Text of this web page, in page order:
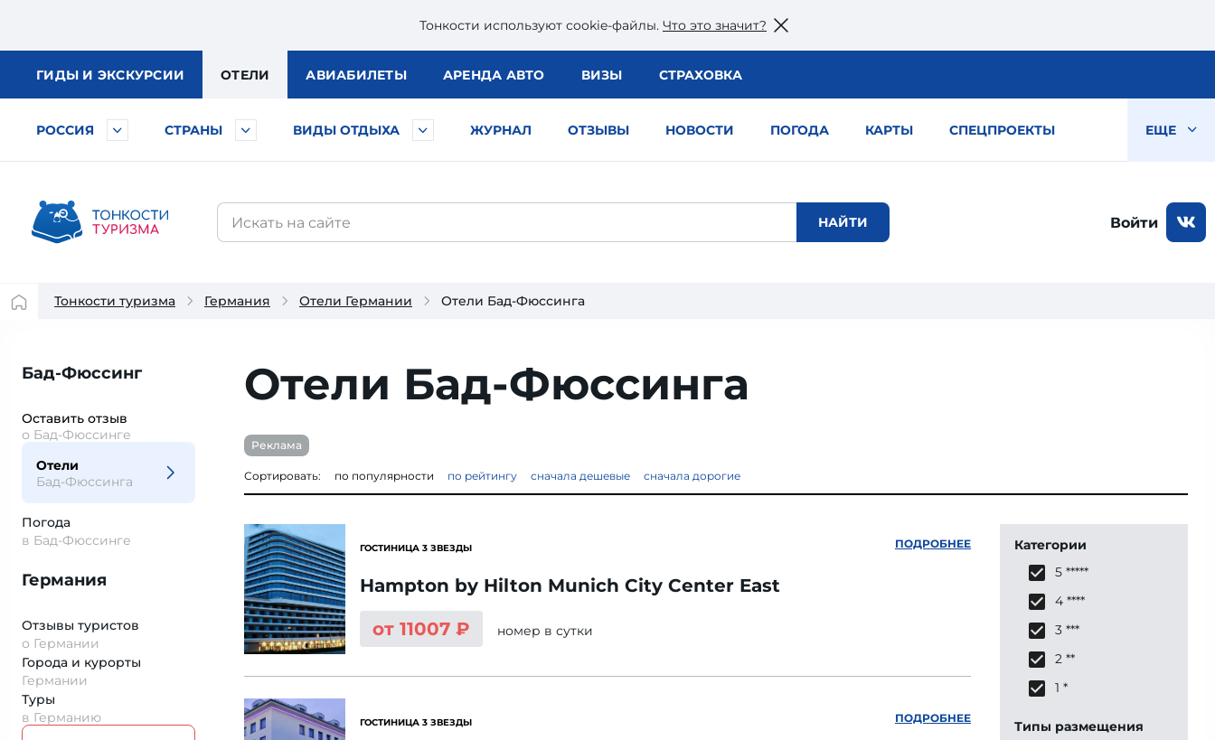
Тонкости используют сookie-файлы. Что это значит?
ГИДЫ И ЭКСКУРСИИ ОТЕЛИ АВИАБИЛЕТЫ АРЕНДА АВТО ВИЗЫ СТРАХОВКА
РОССИЯ СТРАНЫ ВИДЫ ОТДЫХА ЖУРНАЛ ОТЗЫВЫ НОВОСТИ ПОГОДА КАРТЫ СПЕЦПРОЕКТЫ ЕЩЕ
Войти
Тонкости туризма Германия Отели Германии Отели Бад-Фюссинга
Бад-Фюссинг
Оставить отзыв
о Бад-Фюссинге
Отели
Бад-Фюссинга
Погода
в Бад-Фюссинге
Германия
Отзывы туристов
о Германии
Города и курорты
Германии
Туры
в Германию
Отели Бад-Фюссинга
Реклама
Сортировать: по популярности по рейтингу сначала дешевые сначала дорогие
ГОСТИНИЦА 3 ЗВЕЗДЫ
Hampton by Hilton Munich City Center East
от 11007 ₽
номер в сутки
ПОДРОБНЕЕ
ГОСТИНИЦА 3 ЗВЕЗДЫ ПОДРОБНЕЕ
Категории
5 *****
4 ****
3 ***
2 **
1 *
Типы размещения